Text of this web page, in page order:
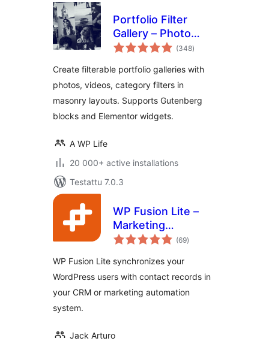
Portfolio Filter
Gallery – Photo
Gallery
(348arvosanat
yhteensä
)
Create filterable portfolio galleries with
photos, videos, category filters in
masonry layouts. Supports Gutenberg
blocks and Elementor widgets.
A WP Life
20 000+ active installations
Testattu 7.0.3
WP Fusion Lite –
Marketing
Automation and
WordPress
(69arvosanat
yhteensä
)
WP Fusion Lite synchronizes your
WordPress users with contact records in
your CRM or marketing automation
system.
Jack Arturo